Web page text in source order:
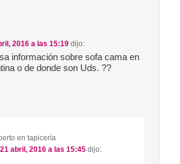
2016 a las 15:19 dijo:
información sobre sofa cama en
o de donde son Uds. ??
en tapicería
21 abril, 2016 a las 15:45 dijo: